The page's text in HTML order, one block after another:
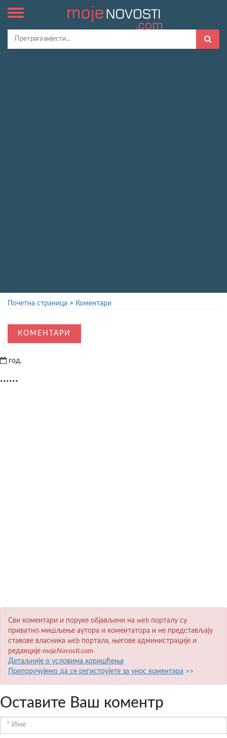
Почетна страница > Коментари
КОМЕНТАРИ
год.
......
Сви коментари и поруке објављени на wеb порталу су
приватно мишљење аутора и коментатора и не представљају
ставове власника wеb портала, његове администрације и
редакције mojeNovosti.com
Детаљније о условима коришћења
Препоручујемо да се региструјете за унос коментара >>
Оставите Ваш коментр